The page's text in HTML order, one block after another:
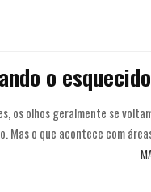
o esquecido
os olhos geralmente se
Mas o que acontece com